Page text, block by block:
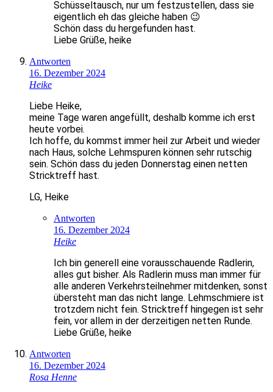
Schüsseltausch, nur um festzustellen, dass sie
eigentlich eh das gleiche haben 😉
Schön dass du hergefunden hast.
Liebe Grüße, heike
Antworten
16. Dezember 2024
Heike
Liebe Heike,
meine Tage waren angefüllt, deshalb komme ich erst
heute vorbei.
Ich hoffe, du kommst immer heil zur Arbeit und wieder
nach Haus, solche Lehmspuren können sehr rutschig
sein. Schön dass du jeden Donnerstag einen netten
Stricktreff hast.
LG, Heike
Antworten
16. Dezember 2024
Heike
Ich bin generell eine vorausschauende Radlerin,
alles gut bisher. Als Radlerin muss man immer für
alle anderen Verkehrsteilnehmer mitdenken, sonst
übersteht man das nicht lange. Lehmschmiere ist
trotzdem nicht fein. Stricktreff hingegen ist sehr
fein, vor allem in der derzeitigen netten Runde.
Liebe Grüße, heike
Antworten
16. Dezember 2024
Rosa Henne